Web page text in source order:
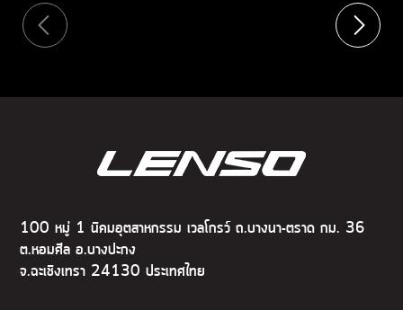
100 หมู่ 1 นิคมอุตสาหกรรม เวลโกรว์ ถ.บางนา-ตราด กม. 36
ต.หอมศีล อ.บางปะกง
จ.ฉะเชิงเทรา 24130 ประเทศไทย